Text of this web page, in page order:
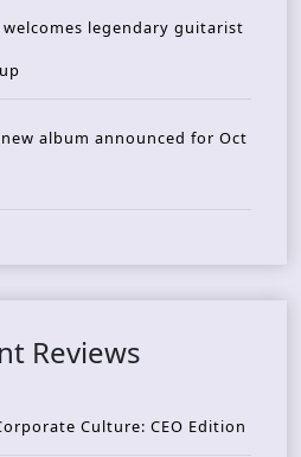
welcomes legendary guitarist
new album announced for Oct
Reviews
Culture: CEO Edition